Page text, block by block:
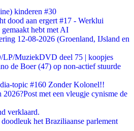
kinderen #30
dood aan ergert #17 - Werklui
hebt met AI
12-08-2026 (Groenland, IJsland en
LP/MuziekDVD deel 75 | koopjes
de Boer (47) op non-actief stuurde
topic #160 Zonder Kolonel!!
2026?Post met een vleugje cynisme de
verklaard.
het Braziliaanse parlement